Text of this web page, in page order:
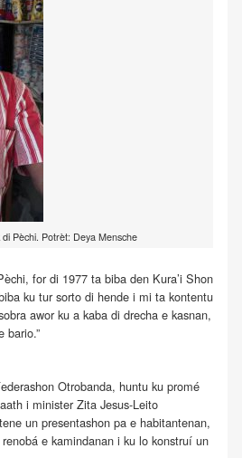
Pèchi. Potrèt: Deya Mensche
for di 1977 ta biba den Kura’i Shon
ku tur sorto di hende i mi ta kontentu
awor ku a kaba di drecha e kasnan,
bario.”
Otrobanda, huntu ku promé
i minister Zita Jesus-Leito
un presentashon pa e habitantenan,
e kamindanan i ku lo konstruí un